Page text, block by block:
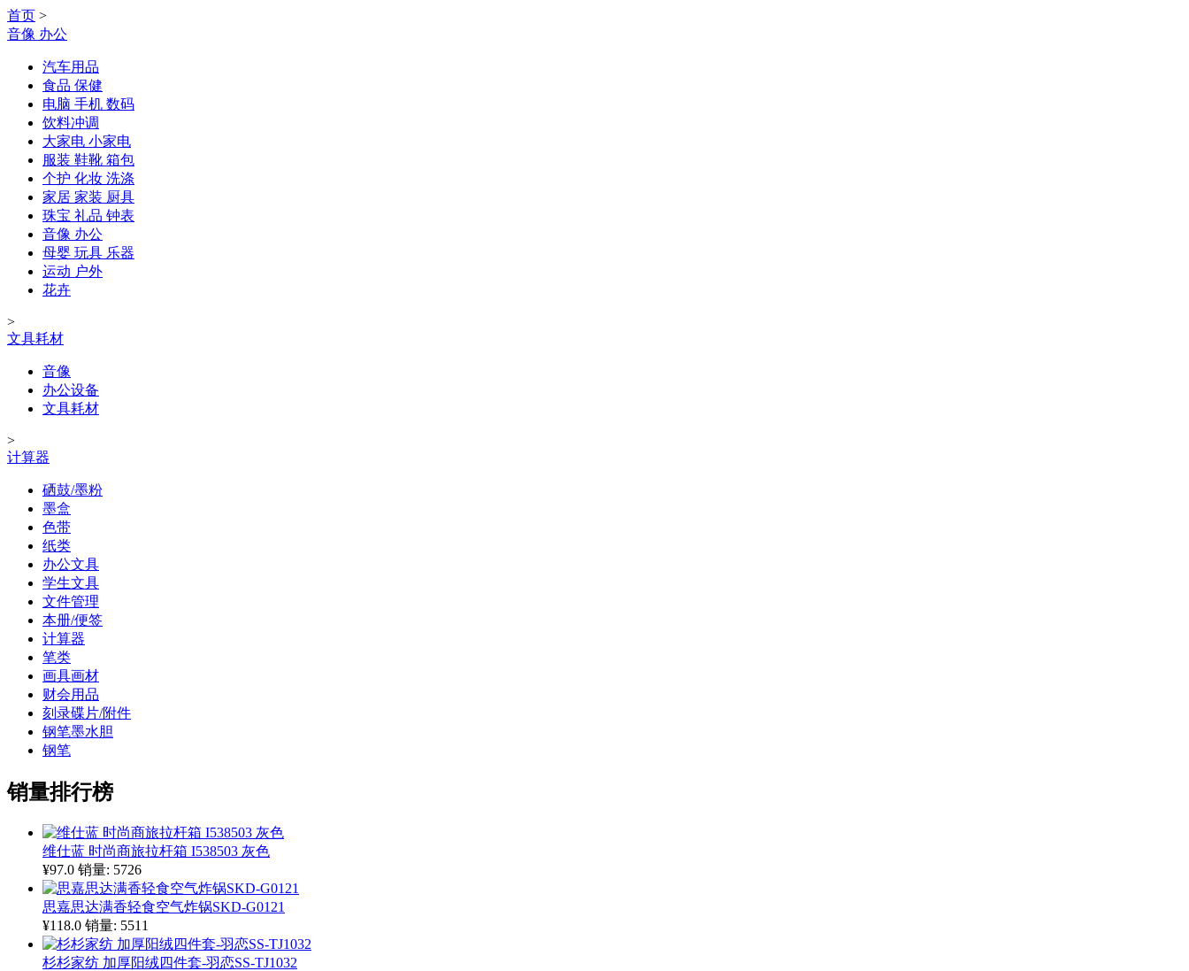
首页 >
音像 办公
汽车用品
食品 保健
电脑 手机 数码
饮料冲调
大家电 小家电
服装 鞋靴 箱包
个护 化妆 洗涤
家居 家装 厨具
珠宝 礼品 钟表
音像 办公
母婴 玩具 乐器
运动 户外
花卉
>
文具耗材
音像
办公设备
文具耗材
>
计算器
硒鼓/墨粉
墨盒
色带
纸类
办公文具
学生文具
文件管理
本册/便签
计算器
笔类
画具画材
财会用品
刻录碟片/附件
钢笔墨水胆
钢笔
销量排行榜
维仕蓝 时尚商旅拉杆箱 I538503 灰色
¥97.0 销量: 5726
思嘉思达满香轻食空气炸锅SKD-G0121
¥118.0 销量: 5511
杉杉家纺 加厚阳绒四件套-羽恋SS-TJ1032